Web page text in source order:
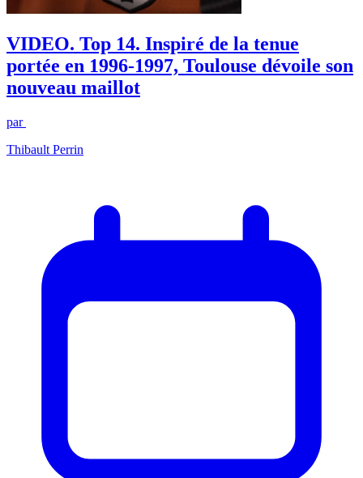
VIDEO. Top 14. Inspiré de la tenue
portée en 1996-1997, Toulouse dévoile son
nouveau maillot
par
Thibault Perrin